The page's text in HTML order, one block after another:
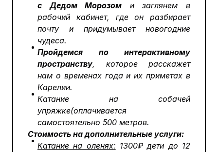
с Дедом Морозом и заглянем в
рабочий кабинет, где он разбирает
почту и придумывает новогодние
чудеса.
Пройдемся по интерактивному
пространству, которое расскажет
нам о временах года и их приметах в
Карелии.
Катание на собачей
упряжке(оплачивается
самостоятельно 500 метров.
Стоимость на дополнительные услуги:
Катание на оленях: 1300₽ дети до 12